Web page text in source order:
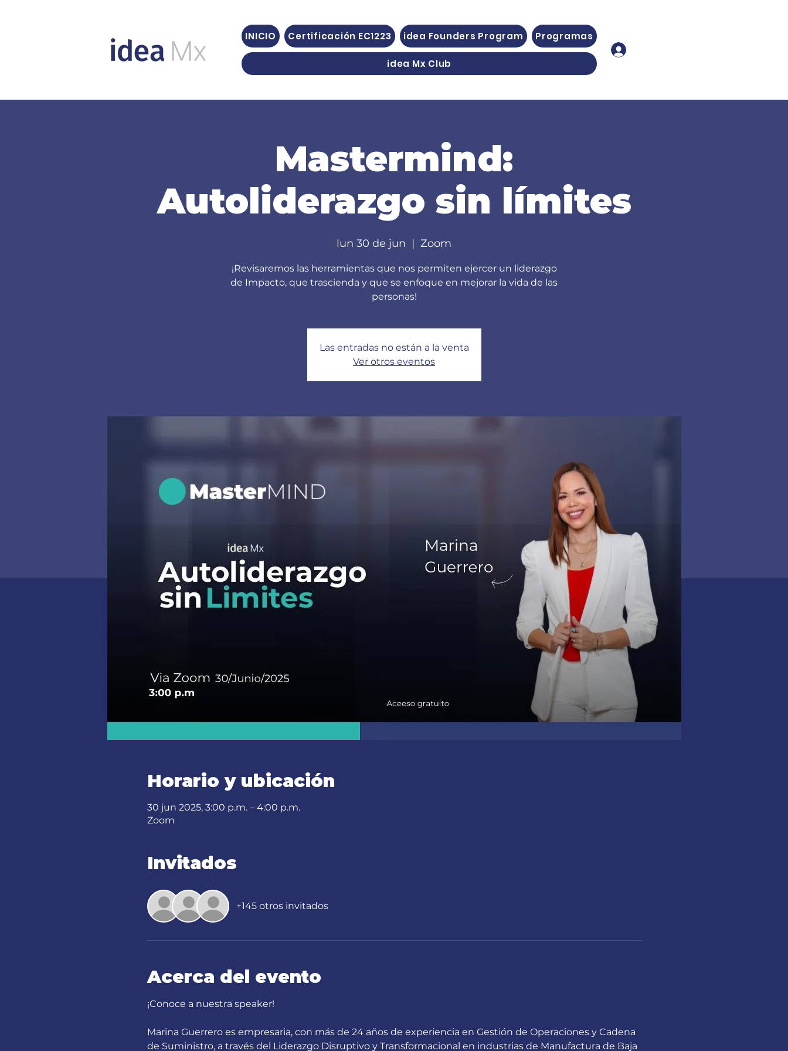
INICIO Certificación EC1223 idea Founders Program Programas
idea Mx Club
Mastermind:
Autoliderazgo sin límites
lun 30 de jun
  |
Zoom
¡Revisaremos las herramientas que nos permiten ejercer un liderazgo
de Impacto, que trascienda y que se enfoque en mejorar la vida de las
personas!
Las entradas no están a la venta
Ver otros eventos
Horario y ubicación
30 jun 2025, 3:00 p.m. – 4:00 p.m.
Zoom
Invitados
+145 otros invitados
Acerca del evento
¡Conoce a nuestra speaker!
Marina Guerrero es empresaria, con más de 24 años de experiencia en Gestión de Operaciones y Cadena
de Suministro, a través del Liderazgo Disruptivo y Transformacional en industrias de Manufactura de Baja